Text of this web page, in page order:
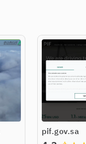
pif.gov.sa